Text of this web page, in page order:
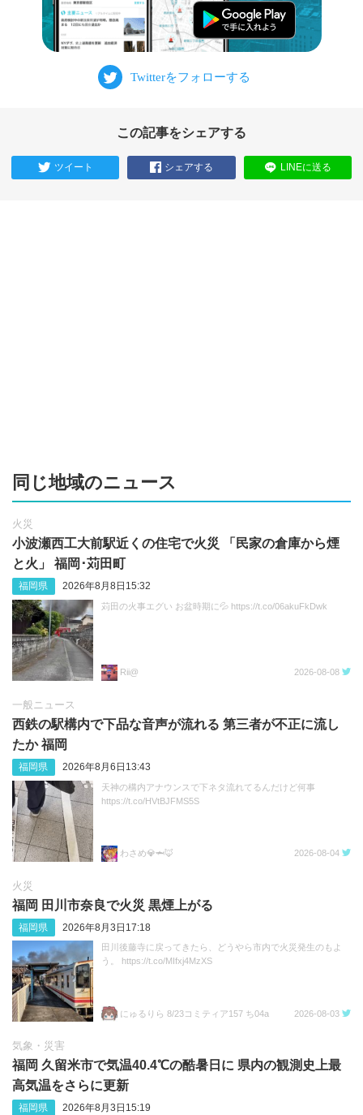
この記事をシェアする
ツイート シェアする LINEに送る
同じ地域のニュース
火災
小波瀬西工大前駅近くの住宅で火災 「民家の倉庫から煙
と火」 福岡･苅田町
福岡県 2026年8月8日15:32
苅田の火事エグい お盆時期に💦 https://t.co/06akuFkDwk
Rii@ 2026-08-08
一般ニュース
西鉄の駅構内で下品な音声が流れる 第三者が不正に流し
たか 福岡
福岡県 2026年8月6日13:43
天神の構内アナウンスで下ネタ流れてるんだけど何事
https://t.co/HVtBJFMS5S
わさめ💎🦈🦊 2026-08-04
火災
福岡 田川市奈良で火災 黒煙上がる
福岡県 2026年8月3日17:18
田川後藤寺に戻ってきたら、どうやら市内で火災発生のもよ
う。 https://t.co/MIfxj4MzXS
にゅるりら 8/23コミティア157 ち04a 2026-08-03
気象・災害
福岡 久留米市で気温40.4℃の酷暑日に 県内の観測史上最
高気温をさらに更新
福岡県 2026年8月3日15:19